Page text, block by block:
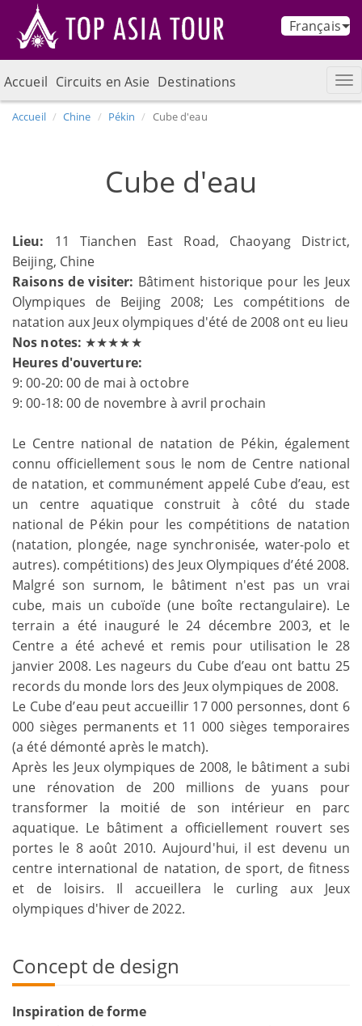
Français
Accueil Circuits en Asie Destinations
Accueil Chine Pékin Cube d'eau
Cube d'eau
Lieu: 11 Tianchen East Road, Chaoyang District,
Beijing, Chine
Raisons de visiter: Bâtiment historique pour les Jeux
Olympiques de Beijing 2008; Les compétitions de
natation aux Jeux olympiques d'été de 2008 ont eu lieu
Nos notes: ★★★★★
Heures d'ouverture:
9: 00-20: 00 de mai à octobre
9: 00-18: 00 de novembre à avril prochain
Le Centre national de natation de Pékin, également
connu officiellement sous le nom de Centre national
de natation, et communément appelé Cube d’eau, est
un centre aquatique construit à côté du stade
national de Pékin pour les compétitions de natation
(natation, plongée, nage synchronisée, water-polo et
autres). compétitions) des Jeux Olympiques d’été 2008.
Malgré son surnom, le bâtiment n'est pas un vrai
cube, mais un cuboïde (une boîte rectangulaire). Le
terrain a été inauguré le 24 décembre 2003, et le
Centre a été achevé et remis pour utilisation le 28
janvier 2008. Les nageurs du Cube d’eau ont battu 25
records du monde lors des Jeux olympiques de 2008.
Le Cube d’eau peut accueillir 17 000 personnes, dont 6
000 sièges permanents et 11 000 sièges temporaires
(a été démonté après le match).
Après les Jeux olympiques de 2008, le bâtiment a subi
une rénovation de 200 millions de yuans pour
transformer la moitié de son intérieur en parc
aquatique. Le bâtiment a officiellement rouvert ses
portes le 8 août 2010. Aujourd'hui, il est devenu un
centre international de natation, de sport, de fitness
et de loisirs. Il accueillera le curling aux Jeux
olympiques d'hiver de 2022.
Concept de design
Inspiration de forme